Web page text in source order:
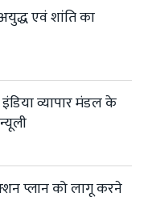
एवं शांति का
व्यापार मंडल के
प्लान को लागू करने